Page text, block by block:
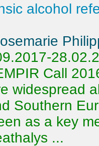
alcohol
Call
widespread
Southern
as a key
...